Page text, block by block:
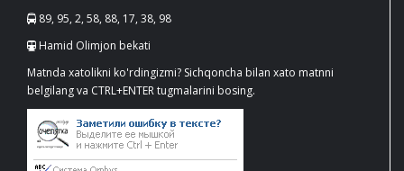
89, 95, 2, 58, 88, 17, 38, 98
Hamid Olimjon bekati
Matnda xatolikni ko'rdingizmi? Sichqoncha bilan xato matnni
belgilang va CTRL+ENTER tugmalarini bosing.